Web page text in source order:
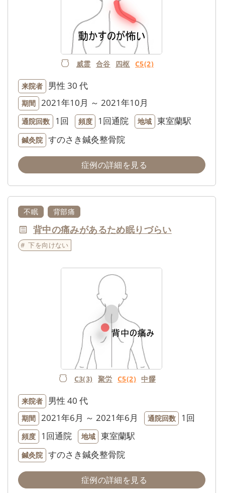
威霊 合谷 四枢 C5(2)
来院者 男性 30 代
期間 2021年10月 ～ 2021年10月
通院回数 1回 頻度 1回通院 地域 東室蘭駅
鍼灸院 すのさき鍼灸整骨院
症例の詳細を見る
不眠 背部痛
背中の痛みがあるため眠りづらい
下を向けない
C3(3) 聚労 C5(2) 中髎
来院者 男性 40 代
期間 2021年6月 ～ 2021年6月 通院回数 1回
頻度 1回通院 地域 東室蘭駅
鍼灸院 すのさき鍼灸整骨院
症例の詳細を見る